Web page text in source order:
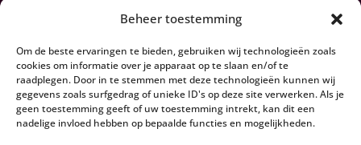
Beheer toestemming
Om de beste ervaringen te bieden, gebruiken wij technologieën zoals
cookies om informatie over je apparaat op te slaan en/of te
raadplegen. Door in te stemmen met deze technologieën kunnen wij
gegevens zoals surfgedrag of unieke ID's op deze site verwerken. Als je
geen toestemming geeft of uw toestemming intrekt, kan dit een
nadelige invloed hebben op bepaalde functies en mogelijkheden.
Algemene Voorwaarden